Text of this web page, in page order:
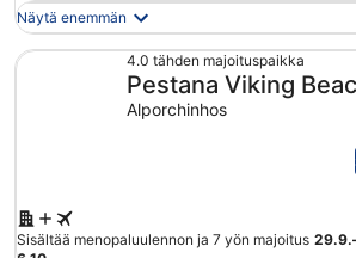
Näytä enemmän
4.0 tähden majoituspaikka
Pestana Viking
Resort
Alporchinhos
Sisältää menopaluulennon ja 7 yön majoitus